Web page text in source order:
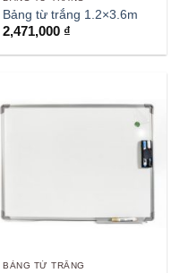
Bảng từ trắng 1.2×3.6m
2,471,000 ₫
BẢNG TỪ TRẮNG